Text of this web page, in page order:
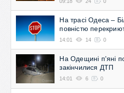
На трасі Одеса –
повністю
14:01 14 0
На Одещині п'яні
закінчилися ДТП
14:01 6 0